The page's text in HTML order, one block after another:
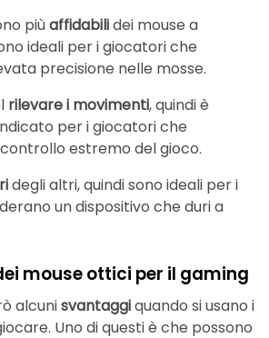
piùaffidabilidei mouse a
ideali per i giocatori che
precisione nelle mosse.
rilevare i movimenti, quindi è
per i giocatori che
estremo del gioco.
degli altri, quindi sono ideali per i
un dispositivo che duri a
mouse ottici per il gaming
alcunisvantaggiquando si usano i
Uno di questi è che possono